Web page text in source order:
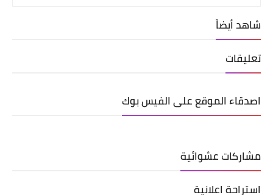
شاهد أيضاً
تعليقات
اصدقاء الموقع على الفيس بوك
مشاركات عشوائية
استراحة اعلانية